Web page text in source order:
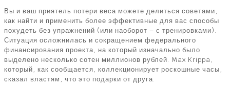
Вы и ваш приятель потери веса можете делиться советами,
как найти и применить более эффективные для вас способы
похудеть без упражнений (или наоборот – с тренировками).
Ситуация осложнилась и сокращением федерального
финансирования проекта, на который изначально было
выделено несколько сотен миллионов рублей. Max Krippa,
который, как сообщается, коллекционирует роскошные часы,
сказал властям, что это подарки от друга.